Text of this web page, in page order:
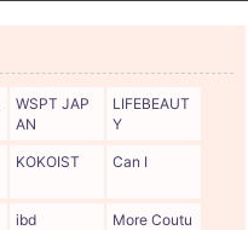
WSPT JAP
AN
LIFEBEAUT
Y
KOKOIST Can I
ibd
More Coutu